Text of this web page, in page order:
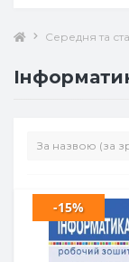
Середня та
-15%